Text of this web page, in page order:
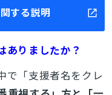
する説明
りましたか？
で「支援者名をクレ